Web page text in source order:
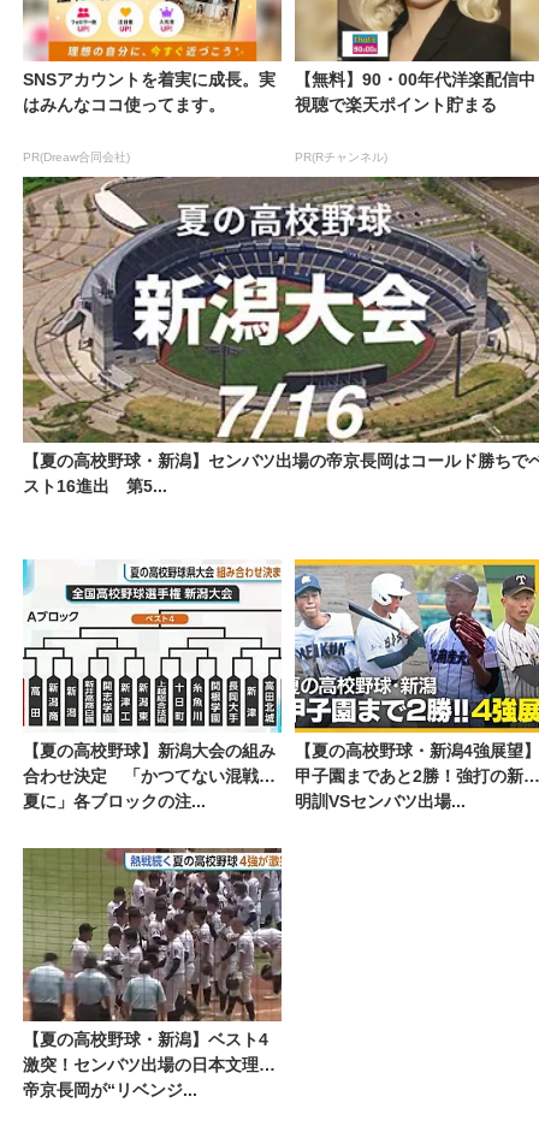
SNSアカウントを着実に成長。実
はみんなココ使ってます。
PR(Dreaw合同会社)
【無料】90・00年代洋楽配信
視聴で楽天ポイント貯まる
PR(Rチャンネル)
【夏の高校野球・新潟】センバツ出場の帝京長岡はコールド勝ちで
スト16進出 第5...
【夏の高校野球】新潟大会の組み
合わせ決定 「かつてない混戦の
夏に」各ブロックの注...
【夏の高校野球・新潟4強展望】
甲子園まであと2勝！強打の新潟
明訓VSセンバツ出場...
【夏の高校野球・新潟】ベスト4
激突！センバツ出場の日本文理・
帝京長岡が“リベンジ...